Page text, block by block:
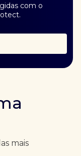
com o
mais